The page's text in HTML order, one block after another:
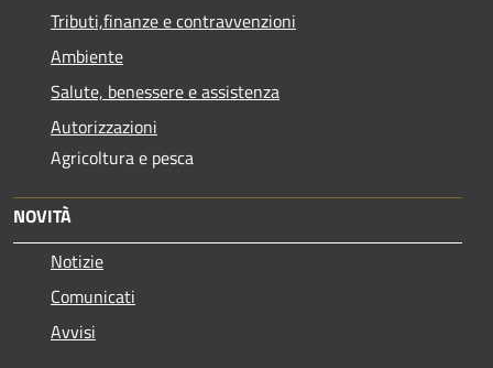
Tributi,finanze e contravvenzioni
Ambiente
Salute, benessere e assistenza
Autorizzazioni
Agricoltura e pesca
NOVITÀ
Notizie
Comunicati
Avvisi